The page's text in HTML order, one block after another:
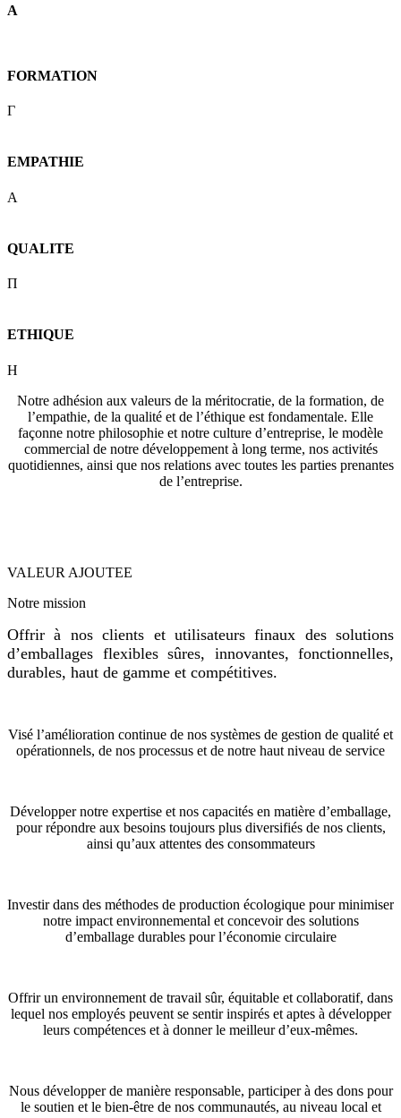
A
FORMATION
Γ
EMPATHIE
A
QUALITE
Π
ETHIQUE
H
Notre adhésion aux valeurs de la méritocratie, de la formation, de
l’empathie, de la qualité et de l’éthique est fondamentale. Elle
façonne notre philosophie et notre culture d’entreprise, le modèle
commercial de notre développement à long terme, nos activités
quotidiennes, ainsi que nos relations avec toutes les parties prenantes
de l’entreprise.
VALEUR AJOUTEE
Notre mission
Offrir à nos clients et utilisateurs finaux des solutions
d’emballages flexibles sûres, innovantes, fonctionnelles,
durables, haut de gamme et compétitives.
Visé l’amélioration continue de nos systèmes de gestion de qualité et
opérationnels, de nos processus et de notre haut niveau de service
Développer notre expertise et nos capacités en matière d’emballage,
pour répondre aux besoins toujours plus diversifiés de nos clients,
ainsi qu’aux attentes des consommateurs
Investir dans des méthodes de production écologique pour minimiser
notre impact environnemental et concevoir des solutions
d’emballage durables pour l’économie circulaire
Offrir un environnement de travail sûr, équitable et collaboratif, dans
lequel nos employés peuvent se sentir inspirés et aptes à développer
leurs compétences et à donner le meilleur d’eux-mêmes.
Nous développer de manière responsable, participer à des dons pour
le soutien et le bien-être de nos communautés, au niveau local et